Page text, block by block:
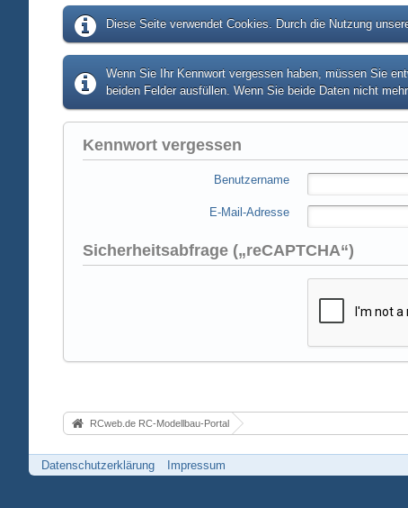
Diese Seite verwendet Cookies. Durch die Nutzung
Wenn Sie Ihr Kennwort vergessen haben, müssen Sie
beiden Felder ausfüllen. Wenn Sie beide Daten nicht
Kennwort vergessen
Benutzername
E-Mail-Adresse
Sicherheitsabfrage („reCAPTCHA“)
RCweb.de RC-Modellbau-Portal
Datenschutzerklärung Impressum